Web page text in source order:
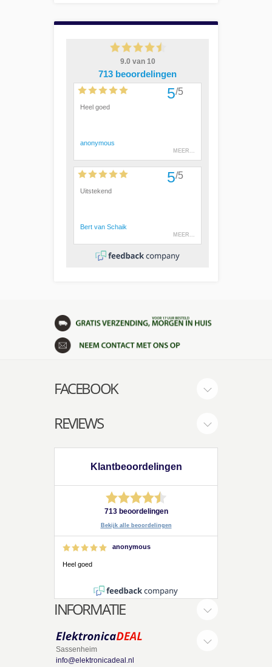
FACEBOOK
REVIEWS
Klantbeoordelingen
713 beoordelingen
Bekijk alle beoordelingen
anonymous
Heel goed
INFORMATIE
Sassenheim
info@elektronicadeal.nl